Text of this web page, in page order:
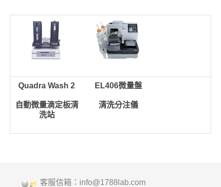
Quadra Wash 2
自動微量滴定板清
洗站
EL406微量盤
清洗分注儀
客服信箱：info@1788lab.com